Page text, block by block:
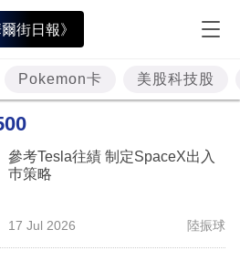
街日報》
Pokemon卡 美股科技股
參考Tesla往績 制定SpaceX出入
巿策略
17 Jul 2026 陸振球